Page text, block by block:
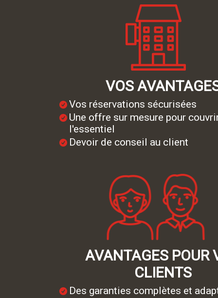
VOS
Vos réservations sécurisées
Une offre sur mesure pour
l'essentiel
Devoir de conseil au client
AVANTAGES POUR
CLIENTS
Des garanties complètes et